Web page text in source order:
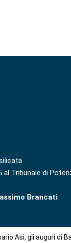
al Tribunale di
Brancati
Asi, gli auguri di